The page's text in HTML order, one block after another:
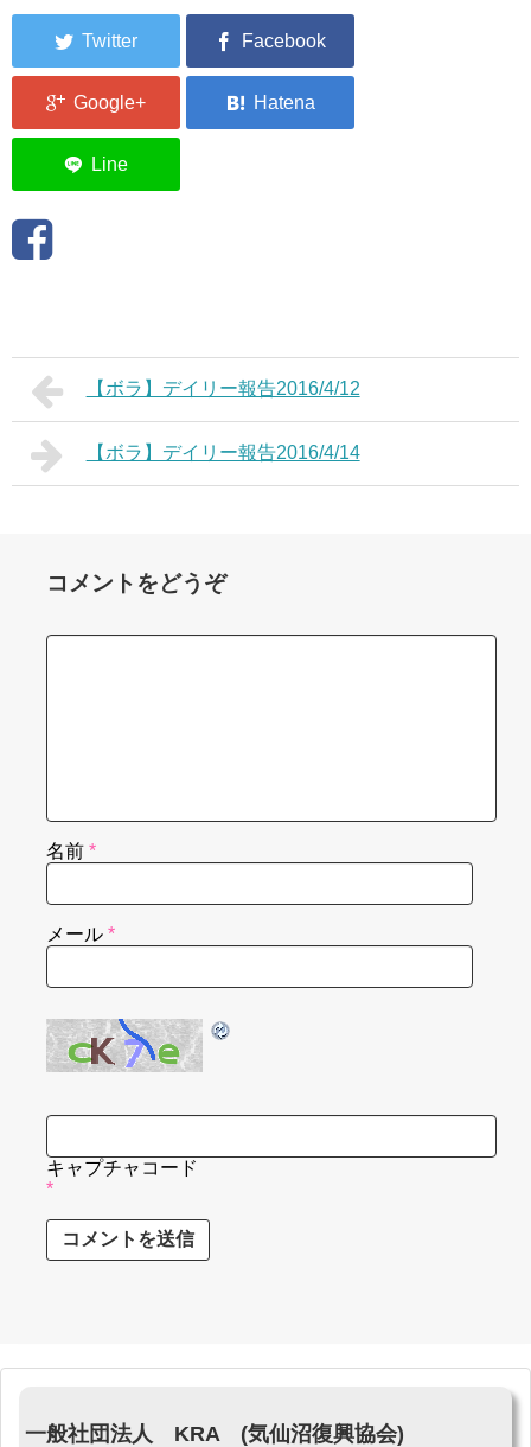
【ボラ】デイリー報告2016/4/12
【ボラ】デイリー報告2016/4/14
コメントをどうぞ
名前 *
メール *
キャプチャコード
*
一般社団法人 KRA (気仙沼復興協会)
編みっ娘たち紹介
リンク
お問い合わせ